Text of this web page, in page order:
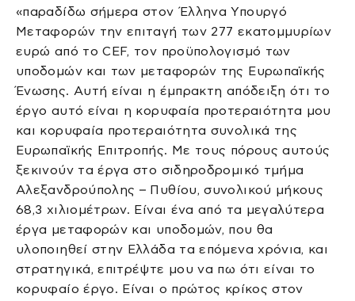
«παραδίδω σήμερα στον Έλληνα Υπουργό
Μεταφορών την επιταγή των 277 εκατομμυρίων
ευρώ από το CEF, τον προϋπολογισμό των
υποδομών και των μεταφορών της Ευρωπαϊκής
Ένωσης. Αυτή είναι η έμπρακτη απόδειξη ότι το
έργο αυτό είναι η κορυφαία προτεραιότητα μου
και κορυφαία προτεραιότητα συνολικά της
Ευρωπαϊκής Επιτροπής. Με τους πόρους αυτούς
ξεκινούν τα έργα στο σιδηροδρομικό τμήμα
Αλεξανδρούπολης – Πυθίου, συνολικού μήκους
68,3 χιλιομέτρων. Είναι ένα από τα μεγαλύτερα
έργα μεταφορών και υποδομών, που θα
υλοποιηθεί στην Ελλάδα τα επόμενα χρόνια, και
στρατηγικά, επιτρέψτε μου να πω ότι είναι το
κορυφαίο έργο. Είναι ο πρώτος κρίκος στον